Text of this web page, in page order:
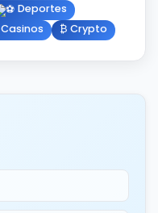
Deportes
Casinos ₿ Crypto